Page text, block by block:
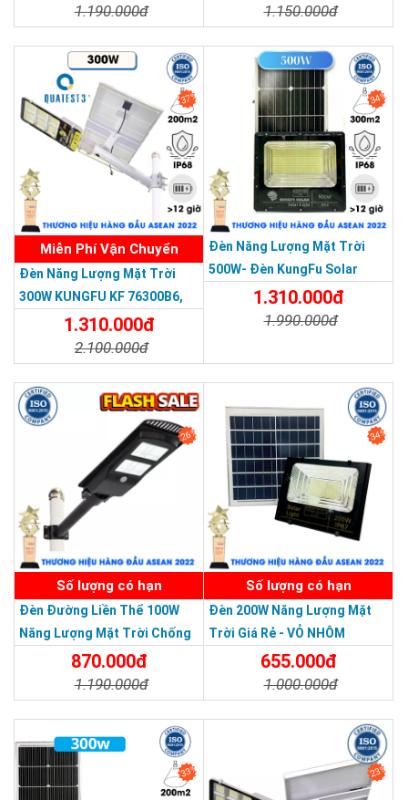
Trang bị thấu kính quang học ngoài trời PC
Có khả năng truyền ánh sáng cao, độ truyền sáng 93%, chịu
nhiệt tốt.
Mặt đèn được xử lý và đúc bằng vật liệu nhựa teijin của Nhật
THƯƠNG HIỆU HÀNG ĐẦU ASEAN 2022
SẢN PHẨM DỊCH VỤ CHẤT LƯỢNG ASEAN 2019
1.190.000đ 1.150.000đ
37%
Miễn Phí Vận Chuyển
Đèn Năng Lượng Mặt Trời
300W KUNGFU KF 76300B6,
IP68, Bảng Giá 2026
1.310.000đ
2.100.000đ
34%
Đèn Năng Lượng Mặt Trời
500W- Đèn KungFu Solar
Năng Lượng Mặt Trời 500W,IP
67 Loại Lớn
1.310.000đ
1.990.000đ
26%
Số lượng có hạn
Đèn Đường Liền Thể 100W
Năng Lượng Mặt Trời Chống
Nước Giá Rẻ870.000đ
1.190.000đ
34%
Số lượng có hạn
Đèn 200W Năng Lượng Mặt
Trời Giá Rẻ - VỎ NHÔM
655.000đ
1.000.000đ
33% 23%